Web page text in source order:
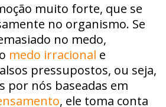
muito forte, que se
no organismo. Se
no medo,
medo irracional e
pressupostos, ou seja,
por nós baseadas em
, ele toma conta